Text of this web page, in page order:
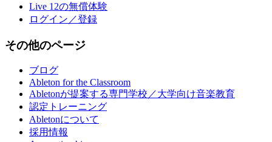
Live 12の無償体験
ログイン／登録
その他のページ
ブログ
Ableton for the Classroom
Abletonが提案する専門学校／大学向け音楽教育
認定トレーニング
Abletonについて
採用情報